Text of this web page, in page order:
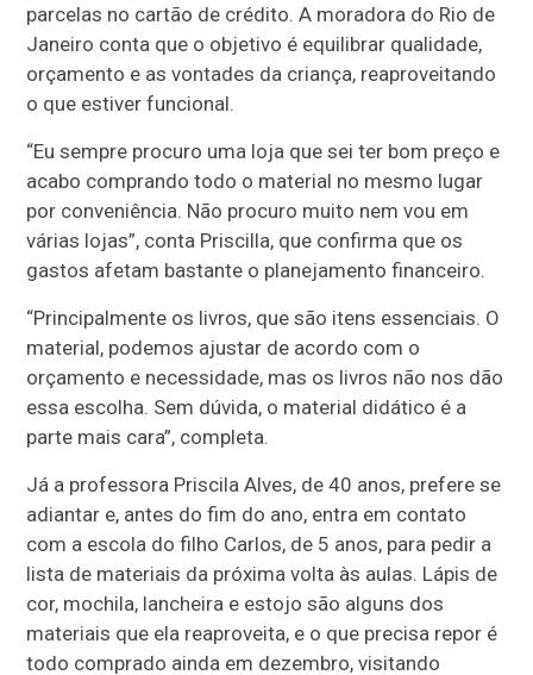
parcelas no cartão de crédito. A moradora do Rio de
Janeiro conta que o objetivo é equilibrar qualidade,
orçamento e as vontades da criança, reaproveitando
o que estiver funcional.
“Eu sempre procuro uma loja que sei ter bom preço e
acabo comprando todo o material no mesmo lugar
por conveniência. Não procuro muito nem vou em
várias lojas”, conta Priscilla, que confirma que os
gastos afetam bastante o planejamento financeiro.
“Principalmente os livros, que são itens essenciais. O
material, podemos ajustar de acordo com o
orçamento e necessidade, mas os livros não nos dão
essa escolha. Sem dúvida, o material didático é a
parte mais cara”, completa.
Já a professora Priscila Alves, de 40 anos, prefere se
adiantar e, antes do fim do ano, entra em contato
com a escola do filho Carlos, de 5 anos, para pedir a
lista de materiais da próxima volta às aulas. Lápis de
cor, mochila, lancheira e estojo são alguns dos
materiais que ela reaproveita, e o que precisa repor é
todo comprado ainda em dezembro, visitando